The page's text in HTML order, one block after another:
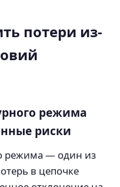
потери из-
режима
риски
режима — один из
в цепочке